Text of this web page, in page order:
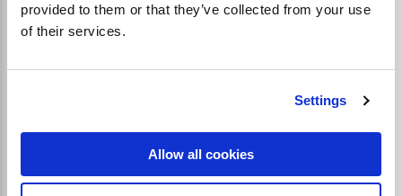
provided to them or that they’ve collected from your use
of their services.
Settings
Allow all cookies